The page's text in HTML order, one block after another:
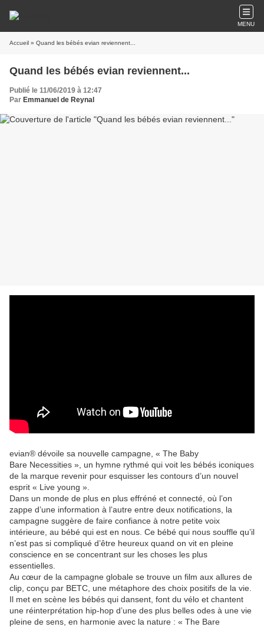
MENU
Accueil » Quand les bébés evian reviennent...
Quand les bébés evian reviennent...
Publié le 11/06/2019 à 12:47
Par Emmanuel de Reynal
evian® dévoile sa nouvelle campagne, « The Baby
Bare Necessities », un hymne rythmé qui voit les bébés iconiques
de la marque revenir pour esquisser les contours d’un nouvel
esprit « Live young ».
Dans un monde de plus en plus effréné et connecté, où l’on
zappe d’une information à l’autre entre deux notifications, la
campagne suggère de faire confiance à notre petite voix
intérieure, au bébé qui est en nous. Ce bébé qui nous souffle qu’il
n’est pas si compliqué d’être heureux quand on vit en pleine
conscience en se concentrant sur les choses les plus
essentielles.
Au cœur de la campagne globale se trouve un film aux allures de
clip, conçu par BETC, une métaphore des choix positifs de la vie.
Il met en scène les bébés qui dansent, font du vélo et chantent
une réinterprétation hip-hop d’une des plus belles odes à une vie
pleine de sens, en harmonie avec la nature : « The Bare